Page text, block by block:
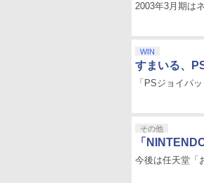
2003年3月期は
WIN
すまいる、
「PSジョイパッ
その他
「
今後は任天堂「